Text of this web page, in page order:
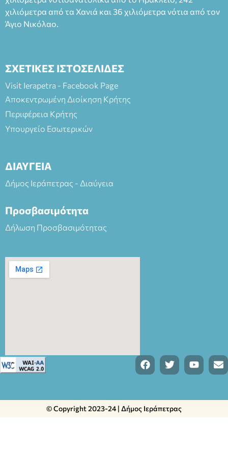
ΘΕΑΤΡΙΚΕΣ ΠΑΡΑΓΩΓΕΣ ΕΕ
χιλιόμετρα από τα Χανιά και 36 χιλιόμετρα νότια από τον
Άγιο Νικόλαο.
ΣΧΕΤΙΚΕΣ ΙΣΤΟΣΕΛΙΔΕΣ
Visit Ierapetra - Facebook Page
Αποκεντρωμένη Διοίκηση Κρήτης
Περιφέρεια Κρήτης
Υπουργείο Εσωτερικών
ΔΙΑΥΓΕΙΑ
Δήμος Ιεράπετρας - Διαύγεια
Προσβασιμότητα
Δήλωση Προσβασιμότητας
© Copyright 2023-24 | Δήμος Ιεράπετρας